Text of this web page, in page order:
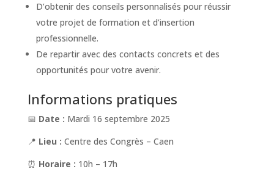
D’obtenir des conseils personnalisés pour réussir
votre projet de formation et d’insertion
professionnelle.
De repartir avec des contacts concrets et des
opportunités pour votre avenir.
Informations pratiques
📅 Date : Mardi 16 septembre 2025
📍 Lieu : Centre des Congrès – Caen
⏰ Horaire : 10h – 17h